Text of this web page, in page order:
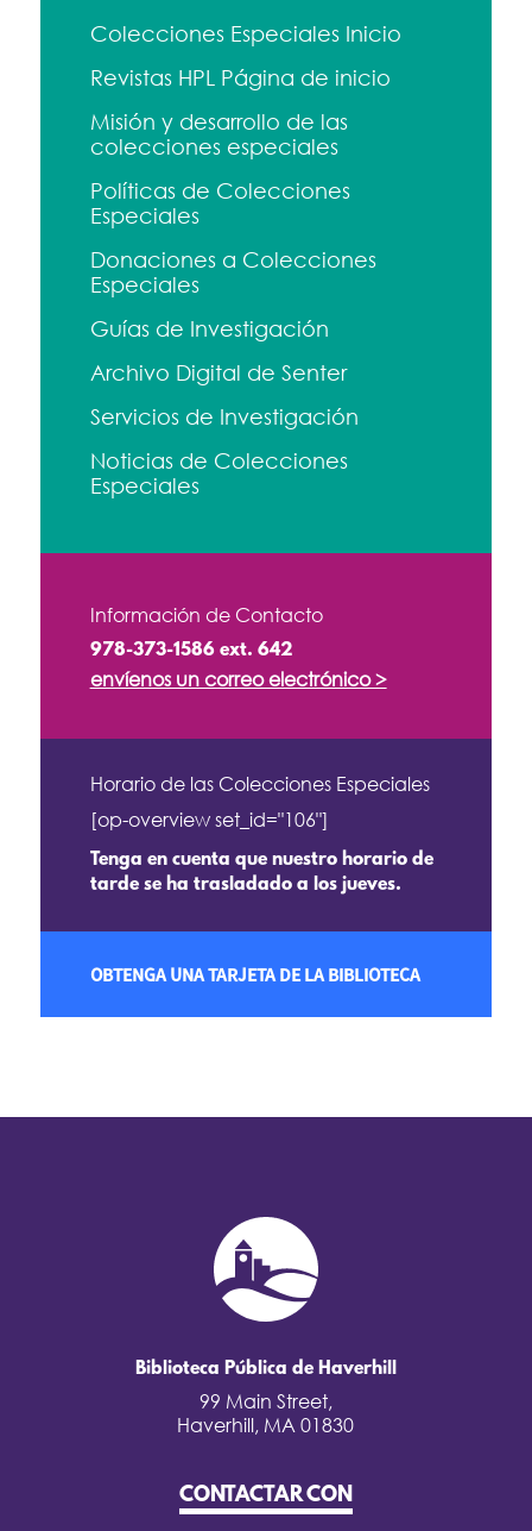
Colecciones Especiales Inicio
Revistas HPL Página de inicio
Misión y desarrollo de las
colecciones especiales
Políticas de Colecciones
Especiales
Donaciones a Colecciones
Especiales
Guías de Investigación
Archivo Digital de Senter
Servicios de Investigación
Noticias de Colecciones
Especiales
Información de Contacto
978-373-1586 ext. 642
envíenos un correo electrónico >
Horario de las Colecciones Especiales
[op-overview set_id="106"]
Tenga en cuenta que nuestro horario de
tarde se ha trasladado a los jueves.
OBTENGA UNA TARJETA DE LA BIBLIOTECA
Biblioteca Pública de Haverhill
99 Main Street,
Haverhill, MA 01830
CONTACTAR CON